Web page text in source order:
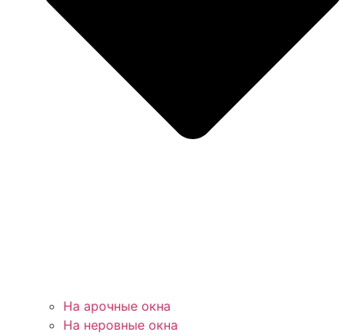
На арочные окна
На неровные окна